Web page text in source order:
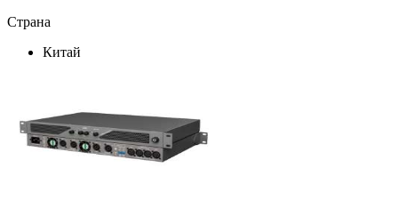
Страна
Китай